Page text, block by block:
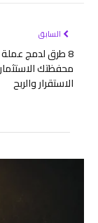
السابق
8 طرق لدمج
محفظتك
الاستقرار والربح